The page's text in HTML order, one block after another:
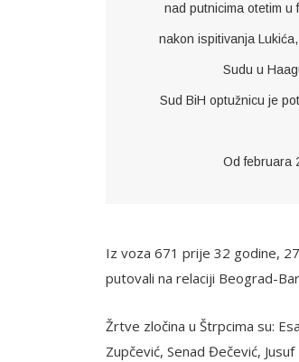
nad putnicima otetim
nakon ispitivanja
Sudu u
Sud BiH optužnicu je
Od februara
Iz voza 671 prije 32 godine,
putovali na relaciji Beograd-
Žrtve zločina u Štrpcima su:
Zupčević, Senad Đečević,